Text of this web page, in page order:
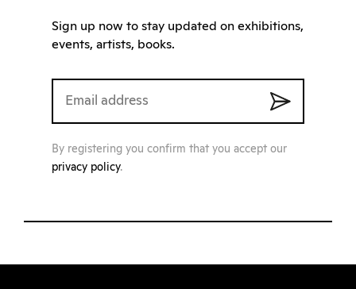
Sign up now to stay updated on exhibitions,
events, artists, books.
By registering you confirm that you accept our
privacy policy.